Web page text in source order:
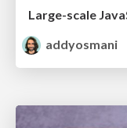
Large-scale
addyosmani